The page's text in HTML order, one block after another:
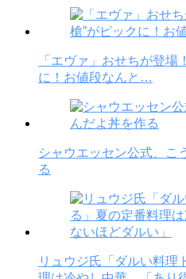
「エヴァ」おせちが登場
に！お値段なんと…
シャウエッセン公式、こ
る
リュウジ氏「ダルい料理